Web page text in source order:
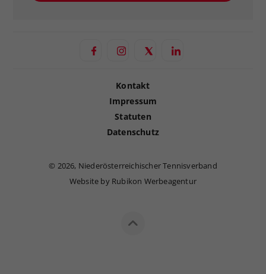
Kontakt
Impressum
Statuten
Datenschutz
© 2026, Niederösterreichischer Tennisverband
Website by Rubikon Werbeagentur